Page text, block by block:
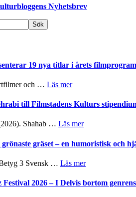
Nyhetsbrev
19 nya titlar i årets filmprogram
och … Läs merom
Out
19
titlar
årets
till Filmstadens Kulturs
Shahab … Läs merom
Shahab
Filmstadens
stipendium
gräset – en humoristisk och
3 Svensk … Läs merom
Det
grönaste
Festival 2026 – I Delvis bortom